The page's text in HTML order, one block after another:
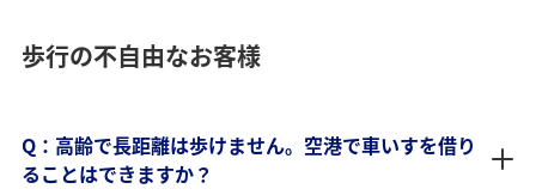
歩行の不自由なお客様
Q：高齢で長距離は歩けません。空港で車いすを借り
ることはできますか？